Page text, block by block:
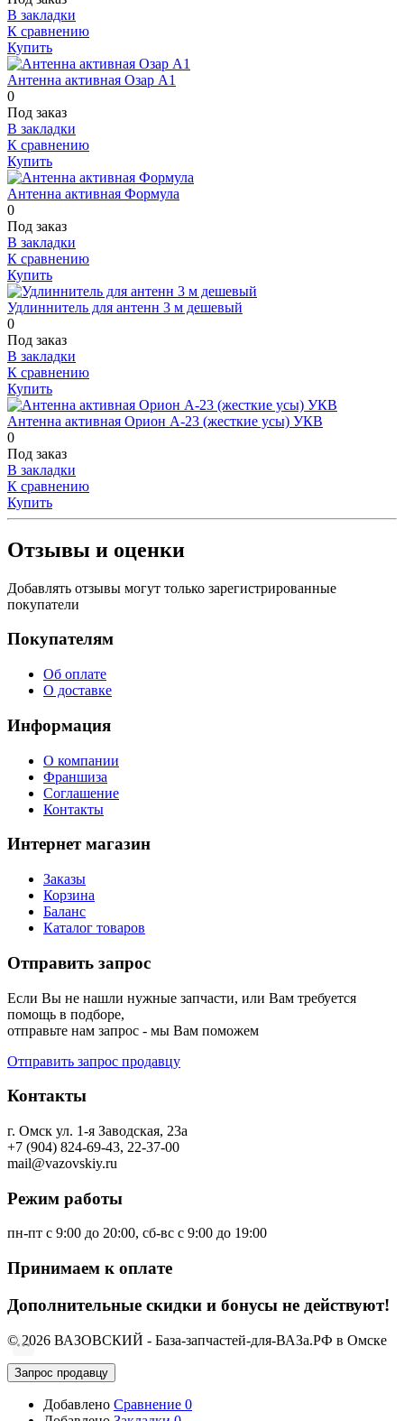
В закладки
К сравнению
Купить
Антенна активная Озар А1
0
Под заказ
В закладки
К сравнению
Купить
Антенна активная Формула
0
Под заказ
В закладки
К сравнению
Купить
Удлиннитель для антенн 3 м дешевый
0
Под заказ
В закладки
К сравнению
Купить
Антенна активная Орион А-23 (жесткие усы) УКВ
0
Под заказ
В закладки
К сравнению
Купить
Отзывы и оценки
Добавлять отзывы могут только зарегистрированные
покупатели
Покупателям
Об оплате
О доставке
Информация
О компании
Франшиза
Соглашение
Контакты
Интернет магазин
Заказы
Корзина
Баланс
Каталог товаров
Отправить запрос
Если Вы не нашли нужные запчасти, или Вам требуется
помощь в подборе,
отправьте нам запрос - мы Вам поможем
Отправить запрос продавцу
Контакты
г. Омск ул. 1-я Заводская, 23а
+7 (904) 824-69-43, 22-37-00
mail@vazovskiy.ru
Режим работы
пн-пт с 9:00 до 20:00, сб-вс с 9:00 до 19:00
Принимаем к оплате
Дополнительные скидки и бонусы не действуют!
© 2026 ВАЗОВСКИЙ - База-запчастей-для-ВАЗа.РФ в Омске
Запрос продавцу
Добавлено Сравнение 0